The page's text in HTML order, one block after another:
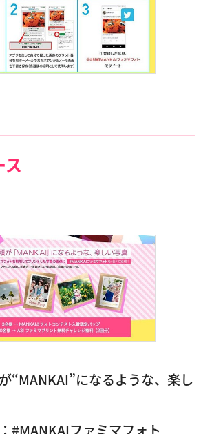
ス
“MANKAI”になるような、楽し
#MANKAIファミマフォト